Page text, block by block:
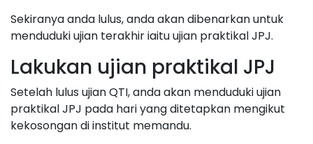
Sekiranya anda lulus, anda akan dibenarkan untuk
menduduki ujian terakhir iaitu ujian praktikal JPJ.
Lakukan ujian praktikal JPJ
Setelah lulus ujian QTI, anda akan menduduki ujian
praktikal JPJ pada hari yang ditetapkan mengikut
kekosongan di institut memandu.